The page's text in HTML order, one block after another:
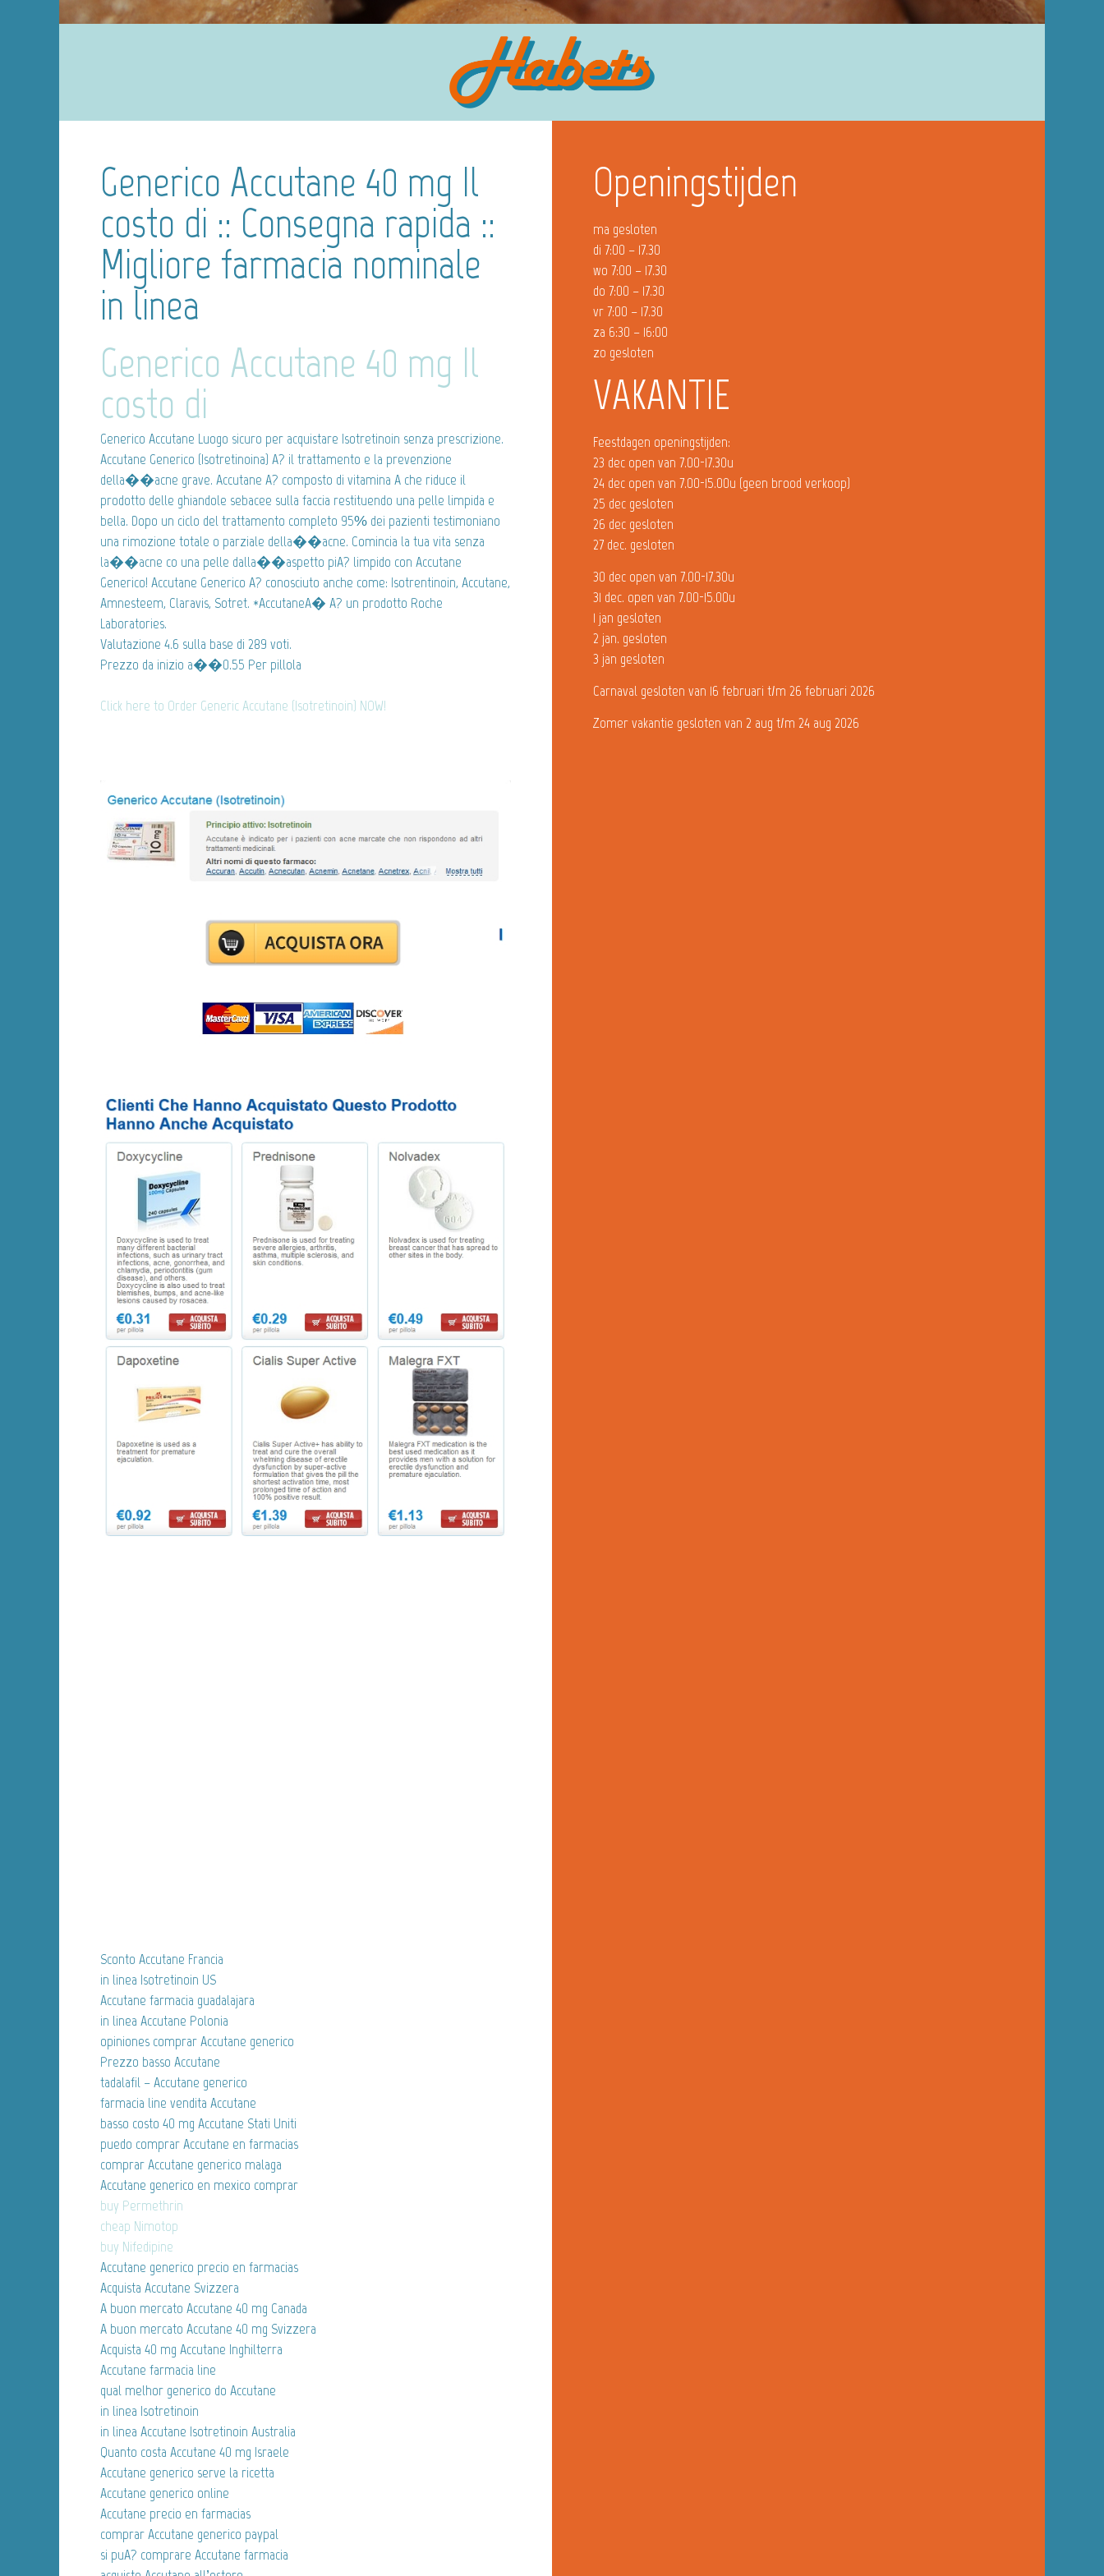
Generico Accutane 40 mg Il
costo di :: Consegna rapida ::
Migliore farmacia nominale
in linea
Generico Accutane 40 mg Il
costo di
Generico Accutane Luogo sicuro per acquistare Isotretinoin senza prescrizione.
Accutane Generico (Isotretinoina) A? il trattamento e la prevenzione
della��acne grave. Accutane A? composto di vitamina A che riduce il
prodotto delle ghiandole sebacee sulla faccia restituendo una pelle limpida e
bella. Dopo un ciclo del trattamento completo 95% dei pazienti testimoniano
una rimozione totale o parziale della��acne. Comincia la tua vita senza
la��acne co una pelle dalla��aspetto piA? limpido con Accutane
Generico! Accutane Generico A? conosciuto anche come: Isotrentinoin, Accutane,
Amnesteem, Claravis, Sotret. *AccutaneA� A? un prodotto Roche
Laboratories.
Valutazione 4.6 sulla base di 289 voti.
Prezzo da inizio a��0.55 Per pillola
Click here to Order Generic Accutane (Isotretinoin) NOW!
Sconto Accutane Francia
in linea Isotretinoin US
Accutane farmacia guadalajara
in linea Accutane Polonia
opiniones comprar Accutane generico
Prezzo basso Accutane
tadalafil – Accutane generico
farmacia line vendita Accutane
basso costo 40 mg Accutane Stati Uniti
puedo comprar Accutane en farmacias
comprar Accutane generico malaga
Accutane generico en mexico comprar
buy Permethrin
cheap Nimotop
buy Nifedipine
Accutane generico precio en farmacias
Acquista Accutane Svizzera
A buon mercato Accutane 40 mg Canada
A buon mercato Accutane 40 mg Svizzera
Acquista 40 mg Accutane Inghilterra
Accutane farmacia line
qual melhor generico do Accutane
in linea Isotretinoin
in linea Accutane Isotretinoin Australia
Quanto costa Accutane 40 mg Israele
Accutane generico serve la ricetta
Accutane generico online
Accutane precio en farmacias
comprar Accutane generico paypal
si puA? comprare Accutane farmacia
Openingstijden
ma gesloten
di 7:00 – 17.30
wo 7:00 – 17.30
do 7:00 – 17.30
vr 7:00 – 17.30
za 6:30 – 16:00
zo gesloten
VAKANTIE
Feestdagen openingstijden:
23 dec open van 7.00-17.30u
24 dec open van 7.00-15.00u (geen brood verkoop)
25 dec gesloten
26 dec gesloten
27 dec. gesloten
30 dec open van 7.00-17.30u
31 dec. open van 7.00-15.00u
1 jan gesloten
2 jan. gesloten
3 jan gesloten
Carnaval gesloten van 16 februari t/m 26 februari 2026
Zomer vakantie gesloten van 2 aug t/m 24 aug 2026